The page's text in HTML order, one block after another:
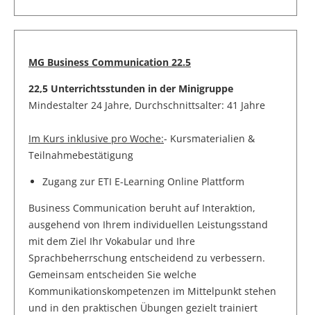
MG Business Communication 22.5
22,5 Unterrichtsstunden in der Minigruppe
Mindestalter 24 Jahre, Durchschnittsalter: 41 Jahre
Im Kurs inklusive pro Woche:- Kursmaterialien &
Teilnahmebestätigung
Zugang zur ETI E-Learning Online Plattform
Business Communication beruht auf Interaktion,
ausgehend von Ihrem individuellen Leistungsstand
mit dem Ziel Ihr Vokabular und Ihre
Sprachbeherrschung entscheidend zu verbessern.
Gemeinsam entscheiden Sie welche
Kommunikationskompetenzen im Mittelpunkt stehen
und in den praktischen Übungen gezielt trainiert